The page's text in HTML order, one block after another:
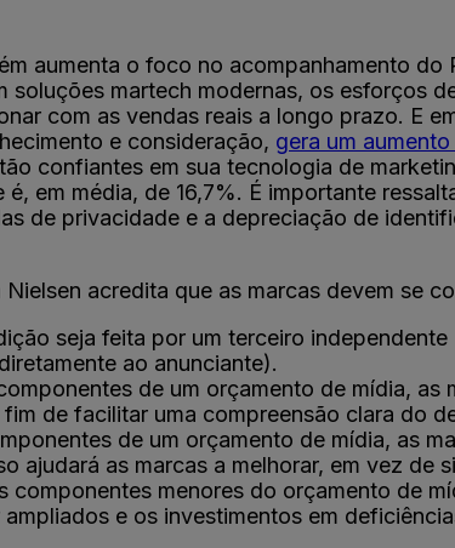
aumenta o foco no acompanhamento
soluções martech modernas, os esforços
com as vendas reais a longo prazo. E
e consideração, gera um
confiantes em sua tecnologia de
em média, de 16,7%. É importante
de privacidade e a depreciação de
acredita que as marcas devem se
seja feita por um terceiro
ao anunciante).
de um orçamento de mídia,
de facilitar uma compreensão clara do
de um orçamento de mídia, as
ajudará as marcas a melhorar, em vez de
menores do orçamento de
e os investimentos em